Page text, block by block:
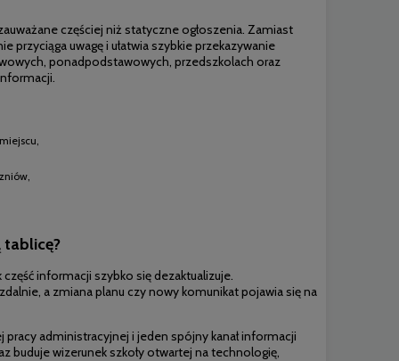
częściej niż statyczneogłoszenia. Zamiast
przyciągauwagę i ułatwiaszybkieprzekazywanie
ponadpodstawowych, przedszkolach oraz
tablicę?
częśćinformacji szybko siędezaktualizuje.
a zmiana planu czynowy komunikatpojawia się na
pracy administracyjnej i jeden spójny kanałinformacji
budujewizerunek szkołyotwartej natechnologię,